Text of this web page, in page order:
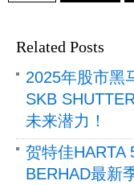
Related Posts
2025年股市黑
SKB
未来潜力！
贺特佳HARTA
BERHAD最新